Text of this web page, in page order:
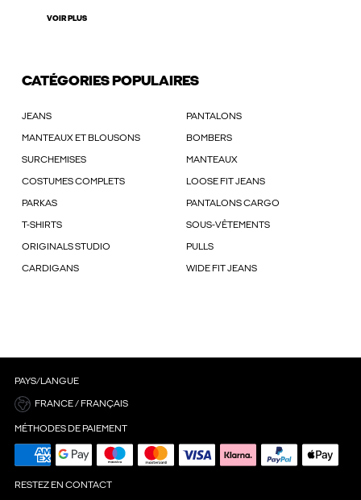
VOIR PLUS
CATÉGORIES POPULAIRES
JEANS PANTALONS
MANTEAUX ET BLOUSONS BOMBERS
SURCHEMISES MANTEAUX
COSTUMES COMPLETS LOOSE FIT JEANS
PARKAS PANTALONS CARGO
T-SHIRTS SOUS-VÊTEMENTS
ORIGINALS STUDIO PULLS
CARDIGANS WIDE FIT JEANS
PAYS/LANGUE
FRANCE / FRANÇAIS
MÉTHODES DE PAIEMENT
RESTEZ EN CONTACT